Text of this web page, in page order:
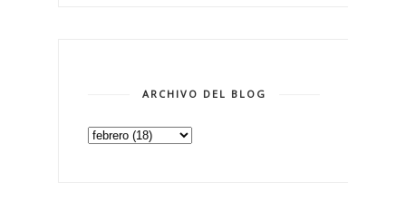
ARCHIVO DEL BLOG